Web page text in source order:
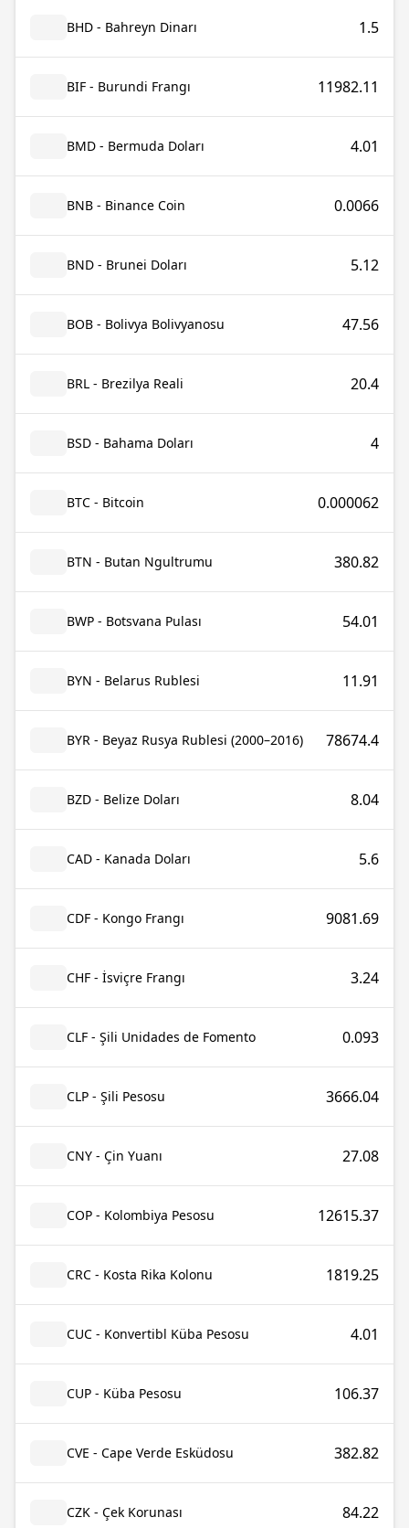
BHD - Bahreyn Dinarı 1.5
BIF - Burundi Frangı 11982.11
BMD - Bermuda Doları 4.01
BNB - Binance Coin 0.0066
BND - Brunei Doları 5.12
BOB - Bolivya Bolivyanosu 47.56
BRL - Brezilya Reali 20.4
BSD - Bahama Doları 4
BTC - Bitcoin 0.000062
BTN - Butan Ngultrumu 380.82
BWP - Botsvana Pulası 54.01
BYN - Belarus Rublesi 11.91
BYR - Beyaz Rusya Rublesi (2000–2016) 78674.4
BZD - Belize Doları 8.04
CAD - Kanada Doları 5.6
CDF - Kongo Frangı 9081.69
CHF - İsviçre Frangı 3.24
CLF - Şili Unidades de Fomento 0.093
CLP - Şili Pesosu 3666.04
CNY - Çin Yuanı 27.08
COP - Kolombiya Pesosu 12615.37
CRC - Kosta Rika Kolonu 1819.25
CUC - Konvertibl Küba Pesosu 4.01
CUP - Küba Pesosu 106.37
CVE - Cape Verde Esküdosu 382.82
CZK - Çek Korunası 84.22